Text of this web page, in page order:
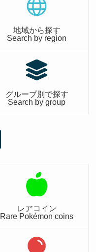
地域から探す
Search by region
グループ別で探す
Search by group
レアコイン
Rare Pokémon coins